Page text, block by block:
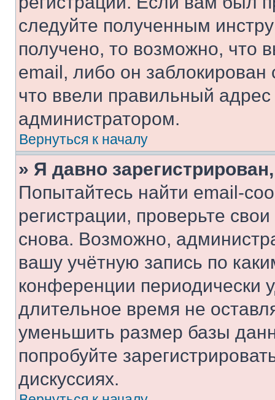
следуйте полученным
получено, то возможно, что
email, либо он
что ввели правильный адрес
администратором.
Вернуться к началу
» Я давно
Попытайтесь найти email-
регистрации, проверьте
снова. Возможно,
вашу учётную запись по
конференции периодически
длительное время не
уменьшить размер базы
попробуйте
дискуссиях.